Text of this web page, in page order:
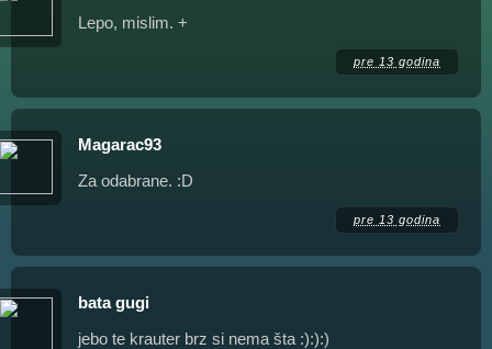
Lepo, mislim. +
pre 13 godina
Magarac93
Za odabrane. :D
pre 13 godina
bata gugi
jebo te krauter brz si nema šta :):):)